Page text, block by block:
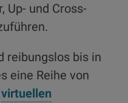
Up- und Cross-
reibungslos bis in
eine Reihe von
virtuellen